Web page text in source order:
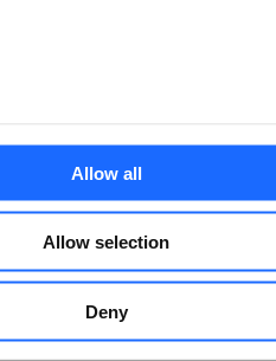
Allow all
Allow selection
Deny